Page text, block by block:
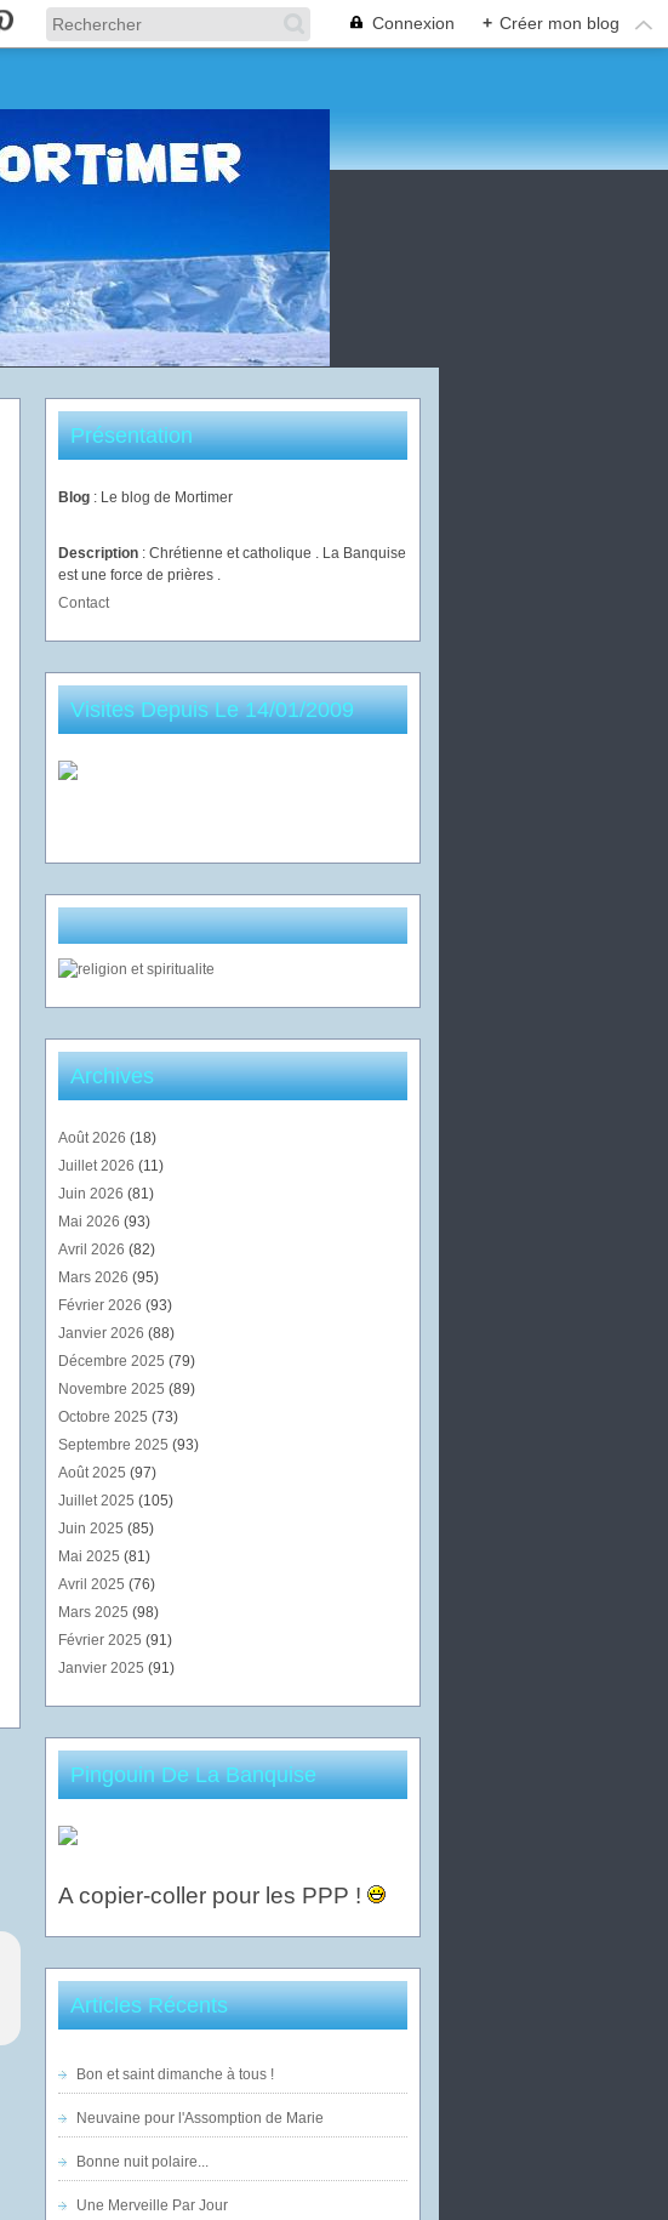
Connexion + Créer mon blog
Présentation
Blog : Le blog de Mortimer
Description : Chrétienne et catholique . La Banquise
est une force de prières .
Contact
Visites Depuis Le 14/01/2009
Archives
Août 2026 (18)
Juillet 2026 (11)
Juin 2026 (81)
Mai 2026 (93)
Avril 2026 (82)
Mars 2026 (95)
Février 2026 (93)
Janvier 2026 (88)
Décembre 2025 (79)
Novembre 2025 (89)
Octobre 2025 (73)
Septembre 2025 (93)
Août 2025 (97)
Juillet 2025 (105)
Juin 2025 (85)
Mai 2025 (81)
Avril 2025 (76)
Mars 2025 (98)
Février 2025 (91)
Janvier 2025 (91)
Pingouin De La Banquise
A copier-coller pour les PPP !
Articles Récents
Bon et saint dimanche à tous !
Neuvaine pour l'Assomption de Marie
Bonne nuit polaire...
Une Merveille Par Jour